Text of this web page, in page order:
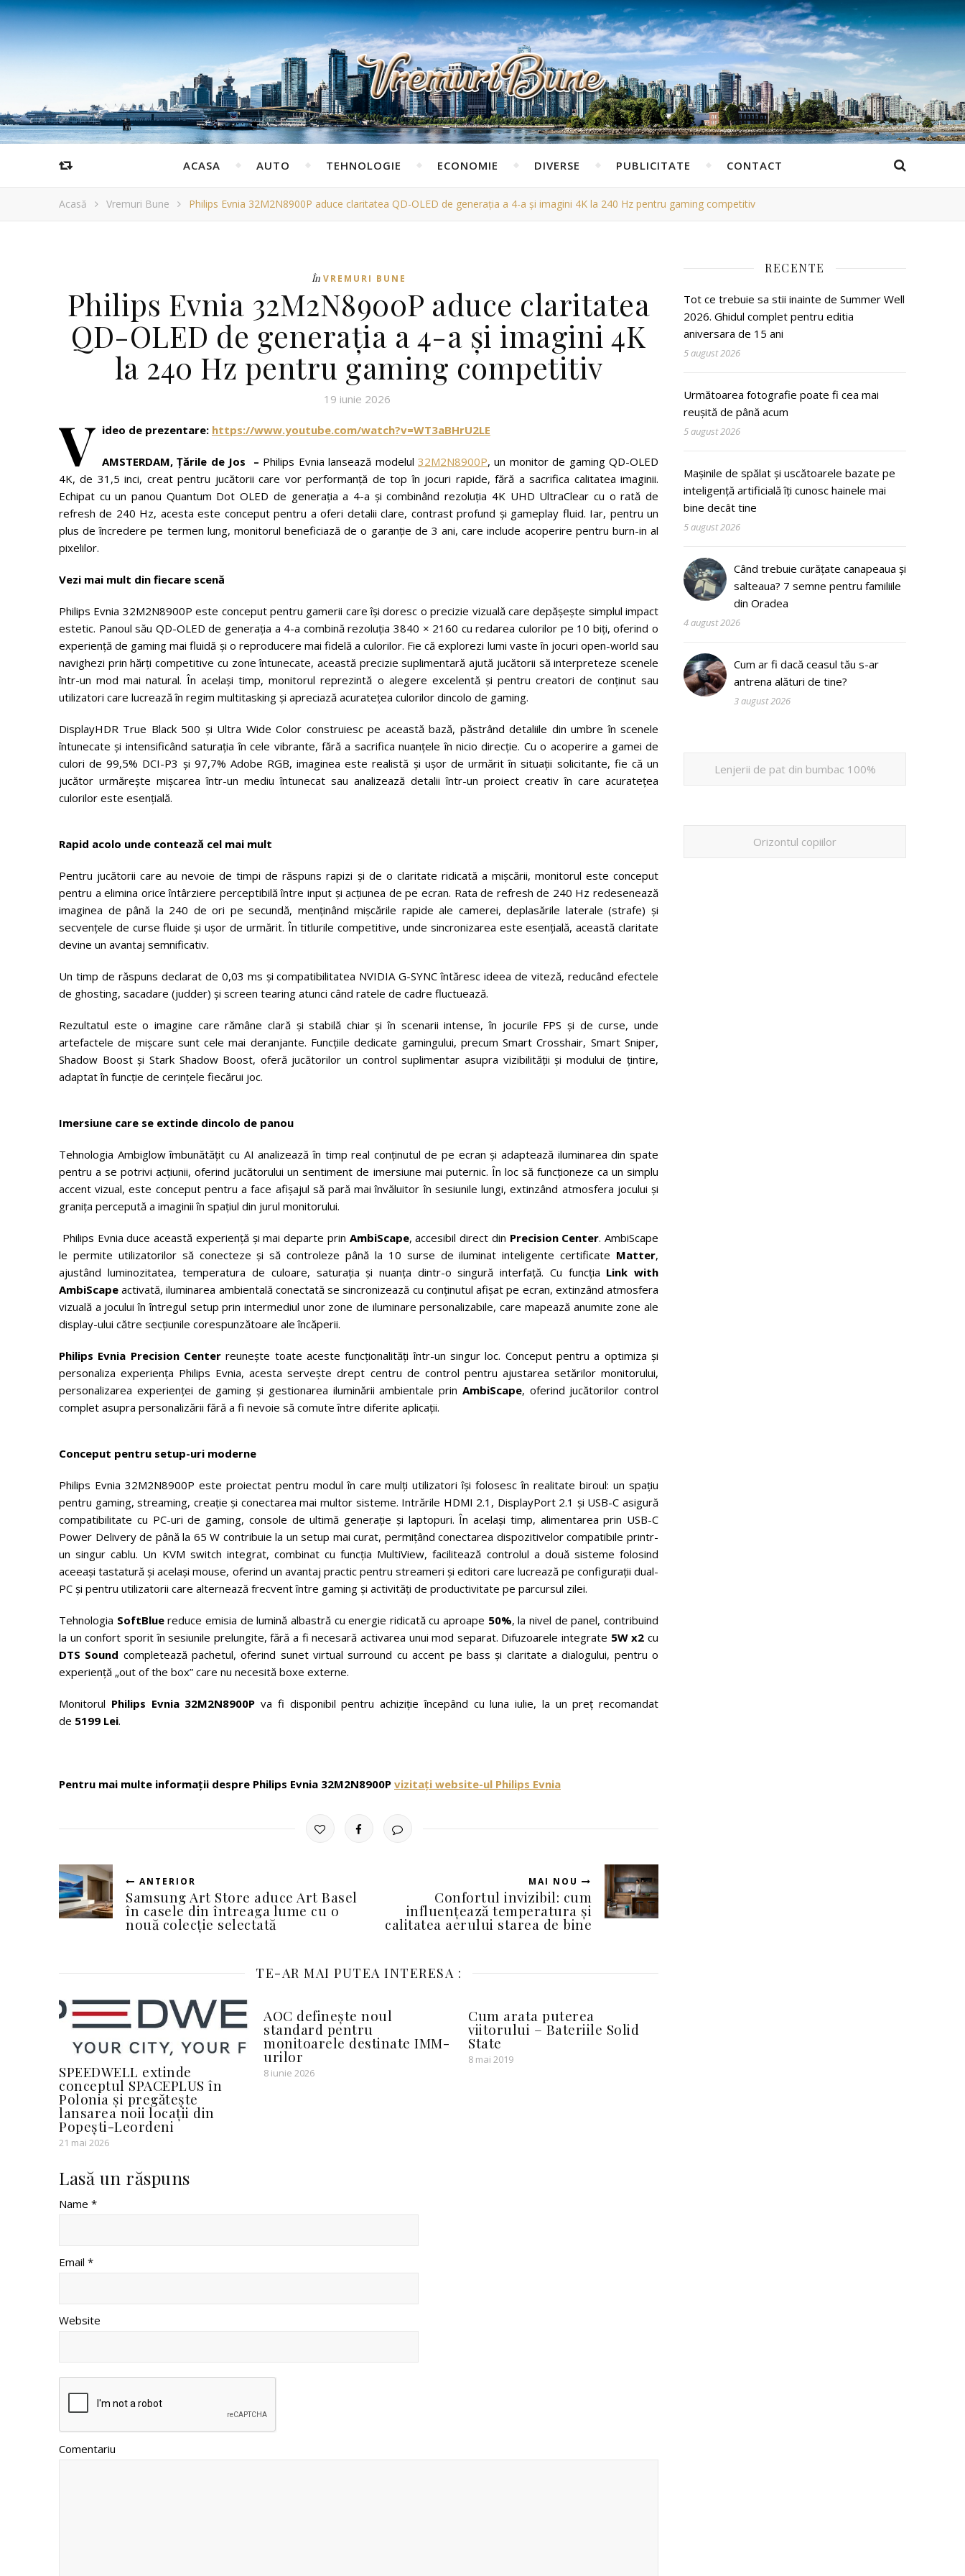
ACASA AUTO TEHNOLOGIE ECONOMIE DIVERSE PUBLICITATE CONTACT
Acasă Vremuri Bune Philips Evnia 32M2N8900P aduce claritatea QD-OLED de generația a 4-a și imagini 4K la 240 Hz pentru gaming competitiv
În VREMURI BUNE
Philips Evnia 32M2N8900P aduce claritatea
QD-OLED de generația a 4-a și imagini 4K
la 240 Hz pentru gaming competitiv
19 iunie 2026
V ideo de prezentare: https://www.youtube.com/watch?v=WT3aBHrU2LE
AMSTERDAM, Țările de Jos – Philips Evnia lansează modelul32M2N8900P, un monitor de gaming QD-OLED
4K, de 31,5 inci, creat pentru jucătorii care vor performanță de top în jocuri rapide, fără a sacrifica calitatea imaginii.
Echipat cu un panou Quantum Dot OLED de generația a 4-a și combinând rezoluția 4K UHD UltraClear cu o rată de
refresh de 240 Hz, acesta este conceput pentru a oferi detalii clare, contrast profund și gameplay fluid. Iar, pentru un
plus de încredere pe termen lung, monitorul beneficiază de o garanție de 3 ani, care include acoperire pentru burn-in al
pixelilor.
Vezi mai mult din fiecare scenă
Philips Evnia 32M2N8900P este conceput pentru gamerii care își doresc o precizie vizuală care depășește simplul impact
estetic. Panoul său QD-OLED de generația a 4-a combină rezoluția 3840 × 2160 cu redarea culorilor pe 10 biți, oferind o
experiență de gaming mai fluidă și o reproducere mai fidelă a culorilor. Fie că explorezi lumi vaste în jocuri open-world sau
navighezi prin hărți competitive cu zone întunecate, această precizie suplimentară ajută jucătorii să interpreteze scenele
într-un mod mai natural. În același timp, monitorul reprezintă o alegere excelentă și pentru creatori de conținut sau
utilizatori care lucrează în regim multitasking și apreciază acuratețea culorilor dincolo de gaming.
DisplayHDR True Black 500 și Ultra Wide Color construiesc pe această bază, păstrând detaliile din umbre în scenele
întunecate și intensificând saturația în cele vibrante, fără a sacrifica nuanțele în nicio direcție. Cu o acoperire a gamei de
culori de 99,5% DCI-P3 și 97,7% Adobe RGB, imaginea este realistă și ușor de urmărit în situații solicitante, fie că un
jucător urmărește mișcarea într-un mediu întunecat sau analizează detalii într-un proiect creativ în care acuratețea
culorilor este esențială.
Rapid acolo unde contează cel mai mult
Pentru jucătorii care au nevoie de timpi de răspuns rapizi și de o claritate ridicată a mișcării, monitorul este conceput
pentru a elimina orice întârziere perceptibilă între input și acțiunea de pe ecran. Rata de refresh de 240 Hz redesenează
imaginea de până la 240 de ori pe secundă, menținând mișcările rapide ale camerei, deplasările laterale (strafe) și
secvențele de curse fluide și ușor de urmărit. În titlurile competitive, unde sincronizarea este esențială, această claritate
devine un avantaj semnificativ.
Un timp de răspuns declarat de 0,03 ms și compatibilitatea NVIDIA G-SYNC întăresc ideea de viteză, reducând efectele
de ghosting, sacadare (judder) și screen tearing atunci când ratele de cadre fluctuează.
Rezultatul este o imagine care rămâne clară și stabilă chiar și în scenarii intense, în jocurile FPS și de curse, unde
artefactele de mișcare sunt cele mai deranjante. Funcțiile dedicate gamingului, precum Smart Crosshair, Smart Sniper,
Shadow Boost și Stark Shadow Boost, oferă jucătorilor un control suplimentar asupra vizibilității și modului de țintire,
adaptat în funcție de cerințele fiecărui joc.
Imersiune care se extinde dincolo de panou
Tehnologia Ambiglow îmbunătățit cu AI analizează în timp real conținutul de pe ecran și adaptează iluminarea din spate
pentru a se potrivi acțiunii, oferind jucătorului un sentiment de imersiune mai puternic. În loc să funcționeze ca un simplu
accent vizual, este conceput pentru a face afișajul să pară mai învăluitor în sesiunile lungi, extinzând atmosfera jocului și
granița percepută a imaginii în spațiul din jurul monitorului.
Philips Evnia duce această experiență și mai departe prin AmbiScape, accesibil direct din Precision Center. AmbiScape
le permite utilizatorilor să conecteze și să controleze până la 10 surse de iluminat inteligente certificate Matter,
ajustând luminozitatea, temperatura de culoare, saturația și nuanța dintr-o singură interfață. Cu funcția Link with
AmbiScape activată, iluminarea ambientală conectată se sincronizează cu conținutul afișat pe ecran, extinzând atmosfera
vizuală a jocului în întregul setup prin intermediul unor zone de iluminare personalizabile, care mapează anumite zone ale
display-ului către secțiunile corespunzătoare ale încăperii.
Philips Evnia Precision Center reunește toate aceste funcționalități într-un singur loc. Conceput pentru a optimiza și
personaliza experiența Philips Evnia, acesta servește drept centru de control pentru ajustarea setărilor monitorului,
personalizarea experienței de gaming și gestionarea iluminării ambientale prin AmbiScape, oferind jucătorilor control
complet asupra personalizării fără a fi nevoie să comute între diferite aplicații.
Conceput pentru setup-uri moderne
Philips Evnia 32M2N8900P este proiectat pentru modul în care mulți utilizatori își folosesc în realitate biroul: un spațiu
pentru gaming, streaming, creație și conectarea mai multor sisteme. Intrările HDMI 2.1, DisplayPort 2.1 și USB-C asigură
compatibilitate cu PC-uri de gaming, console de ultimă generație și laptopuri. În același timp, alimentarea prin USB-C
Power Delivery de până la 65 W contribuie la un setup mai curat, permițând conectarea dispozitivelor compatibile printr-
un singur cablu. Un KVM switch integrat, combinat cu funcția MultiView, facilitează controlul a două sisteme folosind
aceeași tastatură și același mouse, oferind un avantaj practic pentru streameri și editori care lucrează pe configurații dual-
PC și pentru utilizatorii care alternează frecvent între gaming și activități de productivitate pe parcursul zilei.
Tehnologia SoftBluereduce emisia de lumină albastră cu energie ridicată cu aproape 50%, la nivel de panel, contribuind
la un confort sporit în sesiunile prelungite, fără a fi necesară activarea unui mod separat. Difuzoarele integrate 5W x2 cu
DTS Sound completează pachetul, oferind sunet virtual surround cu accent pe bass și claritate a dialogului, pentru o
experiență „out of the box” care nu necesită boxe externe.
Monitorul Philips Evnia 32M2N8900P va fi disponibil pentru achiziție începând cu luna iulie, la un preț recomandat
de 5199 Lei.
Pentru mai multe informații despre Philips Evnia 32M2N8900P vizitați website-ul Philips Evnia
ANTERIOR
Samsung Art Store aduce Art Basel
în casele din întreaga lume cu o
nouă colecție selectată
MAI NOU
Confortul invizibil: cum
influențează temperatura și
calitatea aerului starea de bine
TE-AR MAI PUTEA INTERESA :
SPEEDWELL extinde
conceptul SPACEPLUS în
Polonia și pregătește
lansarea noii locații din
Popești-Leordeni
21 mai 2026
AOC definește noul
standard pentru
monitoarele destinate IMM-
urilor
8 iunie 2026
Cum arata puterea
viitorului – Bateriile Solid
State
8 mai 2019
Lasă un răspuns
Name *
Email *
Website
Comentariu
RECENTE
Tot ce trebuie sa stii inainte de Summer Well
2026. Ghidul complet pentru editia
aniversara de 15 ani
5 august 2026
Următoarea fotografie poate fi cea mai
reușită de până acum
5 august 2026
Mașinile de spălat și uscătoarele bazate pe
inteligență artificială îți cunosc hainele mai
bine decât tine
5 august 2026
Când trebuie curățate canapeaua și
salteaua? 7 semne pentru familiile
din Oradea
4 august 2026
Cum ar fi dacă ceasul tău s-ar
antrena alături de tine?
3 august 2026
Lenjerii de pat din bumbac 100%
Orizontul copiilor